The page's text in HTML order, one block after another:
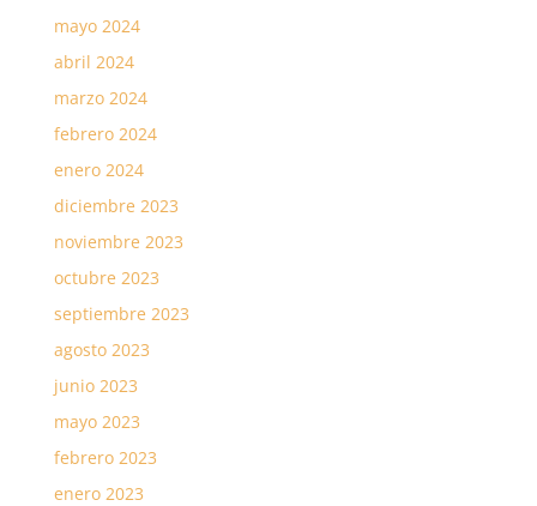
mayo 2024
abril 2024
marzo 2024
febrero 2024
enero 2024
diciembre 2023
noviembre 2023
octubre 2023
septiembre 2023
agosto 2023
junio 2023
mayo 2023
febrero 2023
enero 2023